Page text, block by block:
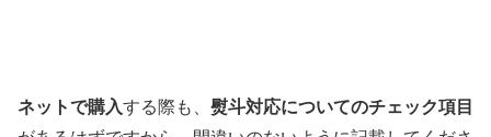
ネットで購入する際も、 熨斗対応についてのチェック項目